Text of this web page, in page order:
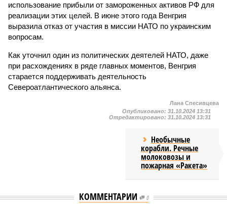
использование прибыли от замороженных активов РФ для
реализации этих целей. В июне этого года Венгрия
выразила отказ от участия в миссии НАТО по украинским
вопросам.
Как уточнил один из политических деятелей НАТО, даже
при расхождениях в ряде главных моментов, Венгрия
старается поддерживать деятельность
Североатлантического альянса.
Лана Спесивцева
Опубликовано: 31.10.2024 13:31
Отредактировано: 31.10.2024 13:31
Необычные
корабли. Речные
молоковозы и
пожарная «Ракета»
КОММЕНТАРИИ 0